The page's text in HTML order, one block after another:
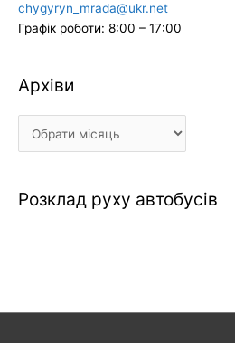
chygyryn_mrada@ukr.net
Графік роботи: 8:00 – 17:00
Архіви
Архіви
Розклад руху автобусів